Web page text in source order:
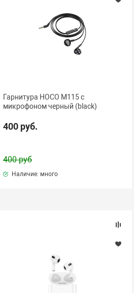
Гарнитура HOCO M115 с
микрофоном черный (black)
400 руб.
400 руб
Наличие: много